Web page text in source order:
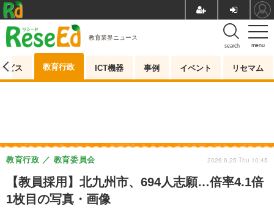
menu
search
教育業界ニュース
ビス 教育行政 ICT機器 事例 イベント リセマム
【教員採用】北九州市、694人志願…倍率4.1倍
1枚目の写真・画像
教育行政 教育委員会 2026.6.25 Thu 10:45